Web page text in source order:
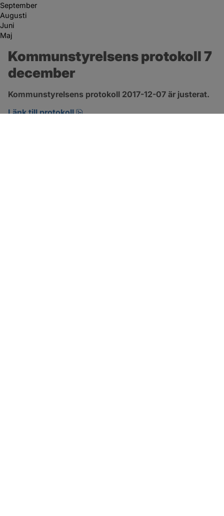
September
Augusti
Juni
Maj
Kommunstyrelsens protokoll 7
december
Kommunstyrelsens protokoll 2017-12-07 är justerat.
Länk till protokoll
pdf, 123.1 kB, öppnas i nytt fönster.